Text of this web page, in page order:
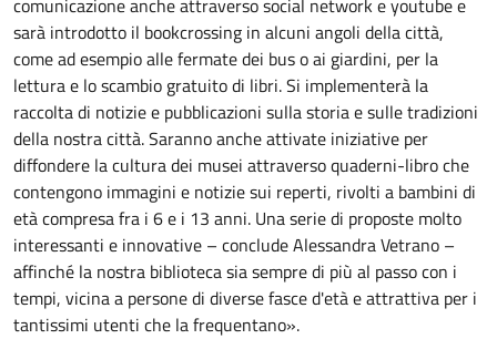
comunicazione anche attraverso social network e youtube e
sarà introdotto il bookcrossing in alcuni angoli della città,
come ad esempio alle fermate dei bus o ai giardini, per la
lettura e lo scambio gratuito di libri. Si implementerà la
raccolta di notizie e pubblicazioni sulla storia e sulle tradizioni
della nostra città. Saranno anche attivate iniziative per
diffondere la cultura dei musei attraverso quaderni-libro che
contengono immagini e notizie sui reperti, rivolti a bambini di
età compresa fra i 6 e i 13 anni. Una serie di proposte molto
interessanti e innovative – conclude Alessandra Vetrano –
affinché la nostra biblioteca sia sempre di più al passo con i
tempi, vicina a persone di diverse fasce d'età e attrattiva per i
tantissimi utenti che la frequentano».